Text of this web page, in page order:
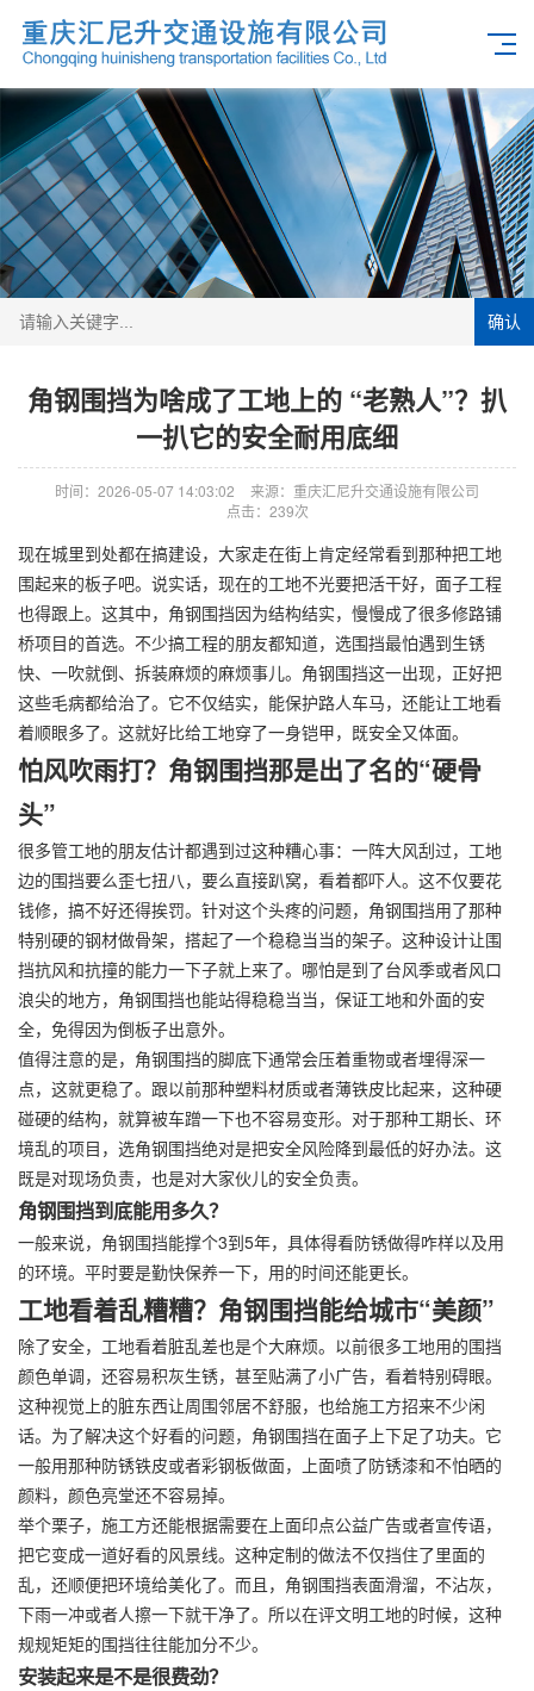
确认
角钢围挡为啥成了工地上的 “老熟人”？扒
一扒它的安全耐用底细
时间：2026-05-07 14:03:02
来源：重庆汇尼升交通设施有限公司
点击：239次
现在城里到处都在搞建设，大家走在街上肯定经常看到那种把工地
围起来的板子吧。说实话，现在的工地不光要把活干好，面子工程
也得跟上。这其中，角钢围挡因为结构结实，慢慢成了很多修路铺
桥项目的首选。不少搞工程的朋友都知道，选围挡最怕遇到生锈
快、一吹就倒、拆装麻烦的麻烦事儿。角钢围挡这一出现，正好把
这些毛病都给治了。它不仅结实，能保护路人车马，还能让工地看
着顺眼多了。这就好比给工地穿了一身铠甲，既安全又体面。
怕风吹雨打？角钢围挡那是出了名的“硬骨
头”
很多管工地的朋友估计都遇到过这种糟心事：一阵大风刮过，工地
边的围挡要么歪七扭八，要么直接趴窝，看着都吓人。这不仅要花
钱修，搞不好还得挨罚。针对这个头疼的问题，角钢围挡用了那种
特别硬的钢材做骨架，搭起了一个稳稳当当的架子。这种设计让围
挡抗风和抗撞的能力一下子就上来了。哪怕是到了台风季或者风口
浪尖的地方，角钢围挡也能站得稳稳当当，保证工地和外面的安
全，免得因为倒板子出意外。
值得注意的是，角钢围挡的脚底下通常会压着重物或者埋得深一
点，这就更稳了。跟以前那种塑料材质或者薄铁皮比起来，这种硬
碰硬的结构，就算被车蹭一下也不容易变形。对于那种工期长、环
境乱的项目，选角钢围挡绝对是把安全风险降到最低的好办法。这
既是对现场负责，也是对大家伙儿的安全负责。
角钢围挡到底能用多久？
一般来说，角钢围挡能撑个3到5年，具体得看防锈做得咋样以及用
的环境。平时要是勤快保养一下，用的时间还能更长。
工地看着乱糟糟？角钢围挡能给城市“美颜”
除了安全，工地看着脏乱差也是个大麻烦。以前很多工地用的围挡
颜色单调，还容易积灰生锈，甚至贴满了小广告，看着特别碍眼。
这种视觉上的脏东西让周围邻居不舒服，也给施工方招来不少闲
话。为了解决这个好看的问题，角钢围挡在面子上下足了功夫。它
一般用那种防锈铁皮或者彩钢板做面，上面喷了防锈漆和不怕晒的
颜料，颜色亮堂还不容易掉。
举个栗子，施工方还能根据需要在上面印点公益广告或者宣传语，
把它变成一道好看的风景线。这种定制的做法不仅挡住了里面的
乱，还顺便把环境给美化了。而且，角钢围挡表面滑溜，不沾灰，
下雨一冲或者人擦一下就干净了。所以在评文明工地的时候，这种
规规矩矩的围挡往往能加分不少。
安装起来是不是很费劲？